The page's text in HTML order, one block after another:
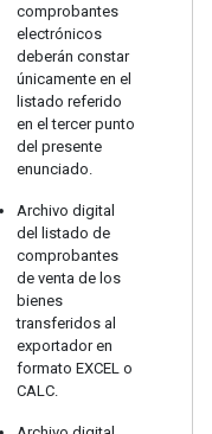
comprobantes
electrónicos
deberán constar
únicamente en el
listado referido
en el tercer punto
del presente
enunciado.
Archivo digital
del listado de
comprobantes
de venta de los
bienes
transferidos al
exportador en
formato EXCEL o
CALC.